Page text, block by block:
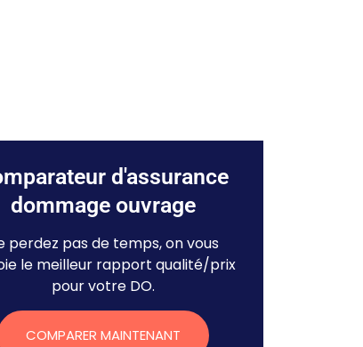
d'assurance
dommage ouvrage
perdez pas de temps, on vous
le meilleur rapport qualité/prix
pour votre DO.
COMPARER MAINTENANT